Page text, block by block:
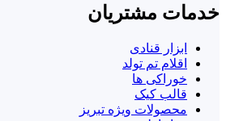
خدمات مشتریان
ابزار قنادی
اقلام تم تولد
خوراکی ها
قالب کیک
محصولات ویژه تبریز